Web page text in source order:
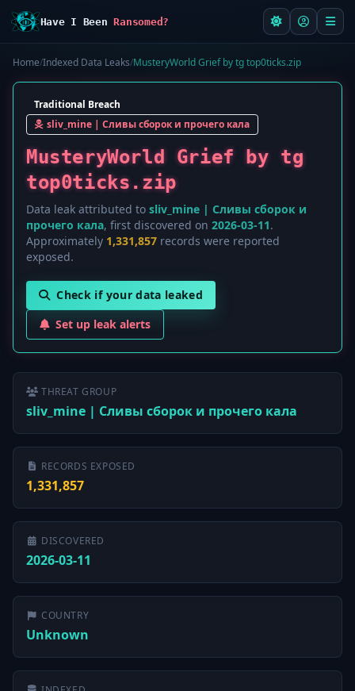
Have I BeenRansomed?
Home/Indexed Data Leaks/MusteryWorld Grief by tg top0ticks.zip
Traditional Breach
sliv_mine | Сливы сборок и прочего кала
MusteryWorld Grief by tg
top0ticks.zip
Data leak attributed to sliv_mine | Сливы сборок и
прочего кала, first discovered on 2026-03-11.
Approximately 1,331,857 records were reported
exposed.
Check if your data leaked
Set up leak alerts
THREAT GROUP
sliv_mine | Сливы сборок и прочего кала
RECORDS EXPOSED
1,331,857
DISCOVERED
2026-03-11
COUNTRY
Unknown